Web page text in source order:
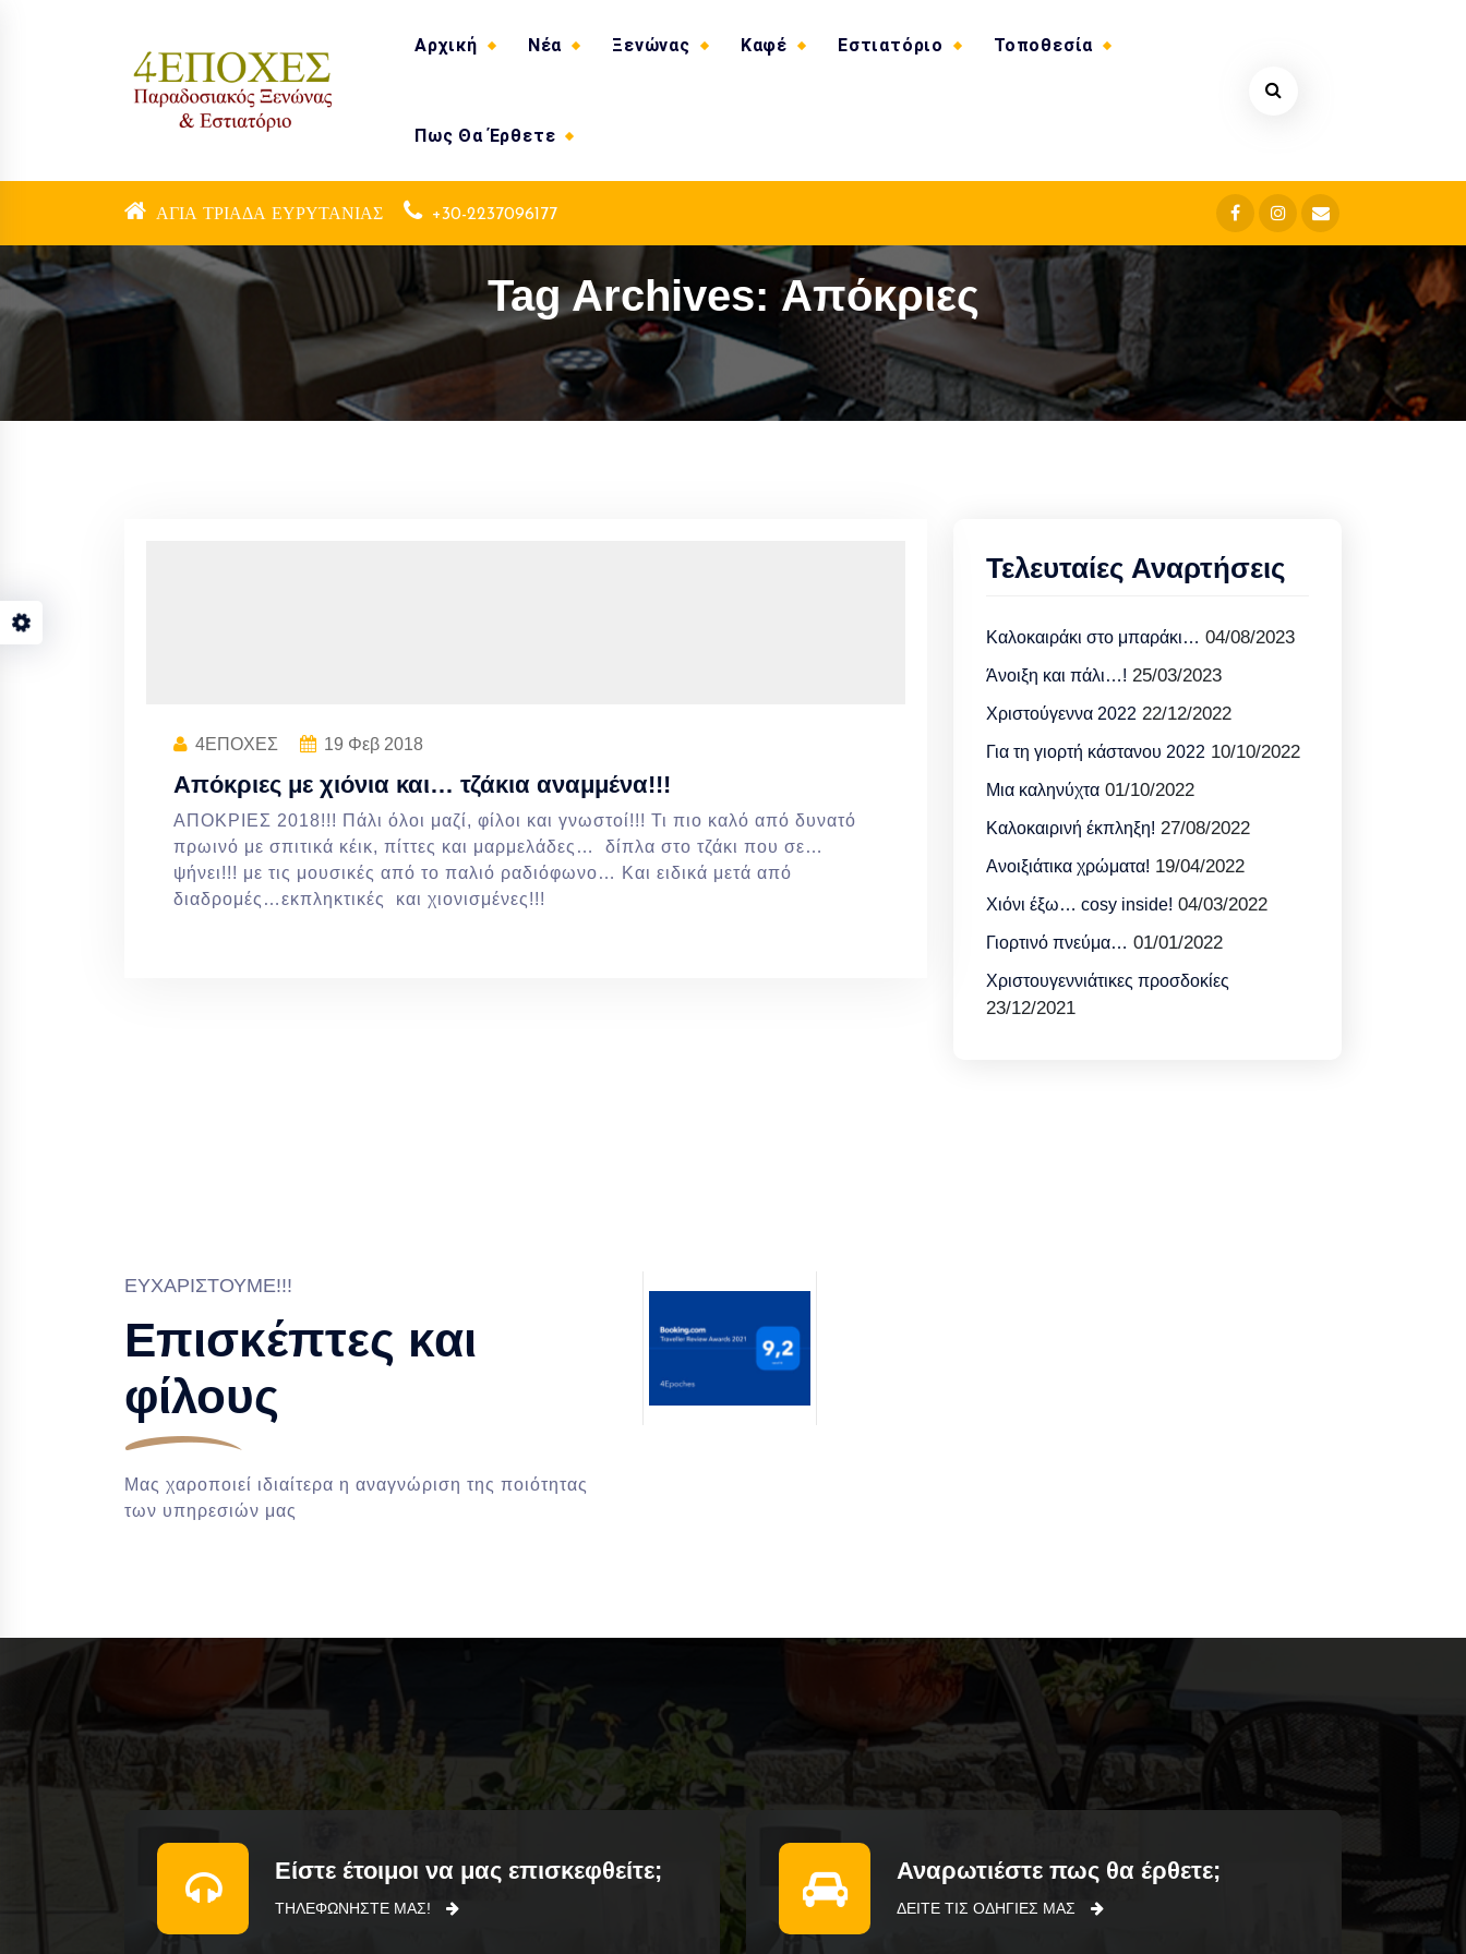
Παραδοσιακός Ξενώνας & Εστιατόριο
Αρχική Νέα Ξενώνας Καφέ Εστιατόριο Τοποθεσία
Πως Θα Έρθετε
ΑΓΙΑ ΤΡΙΑΔΑ ΕΥΡΥΤΑΝΙΑΣ +30-2237096177
Tag Archives: Απόκριες
4ΕΠΟΧΕΣ 19 Φεβ 2018
Απόκριες με χιόνια και… τζάκια αναμμένα!!!
ΑΠΟΚΡΙΕΣ 2018!!! Πάλι όλοι μαζί, φίλοι και γνωστοί!!! Τι πιο καλό από δυνατό
πρωινό με σπιτικά κέικ, πίττες και μαρμελάδες… δίπλα στο τζάκι που σε…
ψήνει!!! με τις μουσικές από το παλιό ραδιόφωνο… Και ειδικά μετά από
διαδρομές…εκπληκτικές και χιονισμένες!!!
Τελευταίες Αναρτήσεις
Καλοκαιράκι στο μπαράκι… 04/08/2023
Άνοιξη και πάλι…! 25/03/2023
Χριστούγεννα 2022 22/12/2022
Για τη γιορτή κάστανου 2022 10/10/2022
Μια καληνύχτα 01/10/2022
Καλοκαιρινή έκπληξη! 27/08/2022
Ανοιξιάτικα χρώματα! 19/04/2022
Χιόνι έξω… cosy inside! 04/03/2022
Γιορτινό πνεύμα… 01/01/2022
Χριστουγεννιάτικες προσδοκίες
23/12/2021
ΕΥΧΑΡΙΣΤΟΎΜΕ!!!
Επισκέπτες και
φίλους
Μας χαροποιεί ιδιαίτερα η αναγνώριση της ποιότητας
των υπηρεσιών μας
Είστε έτοιμοι να μας επισκεφθείτε;
ΤΗΛΕΦΩΝΗΣΤΕ ΜΑΣ!
Αναρωτιέστε πως θα έρθετε;
ΔΕΊΤΕ ΤΙΣ ΟΔΗΓΊΕΣ ΜΑΣ